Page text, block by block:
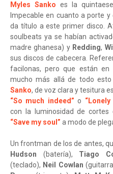
Myles Sanko es la
Impecable en cuanto a porte
da título a este primer disco.
soulbeats ya se habían
madre ghanesa) y Redding,
sus discos de cabecera.
facilonas, pero que están en
mucho más allá de todo
Sanko, de voz clara y tesitura
“So much indeed” o
con la luminosidad de cortes
“Save my soul” a modo de
Un frontman de los de antes,
Hudson (batería), Tiago
(teclado), Neil Cowlan